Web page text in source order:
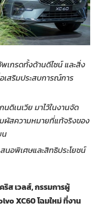
เกรดทั้งด้านดีไซน์ และสิ่ง
เสริมประสบการณ์การ
ดิเนเวีย มาไว้ในงานจัด
ผัสความหมายที่แท้จริงของ
น
นอพิเศษและสิทธิประโยชน์
ส เวลส์, กรรมการผู้
XC60 โฉมใหม่ ที่งาน